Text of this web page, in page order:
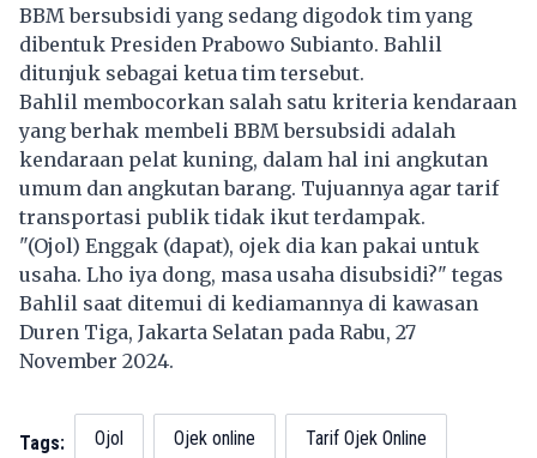
BBM bersubsidi yang sedang digodok tim yang
dibentuk Presiden Prabowo Subianto. Bahlil
ditunjuk sebagai ketua tim tersebut.
Bahlil membocorkan salah satu kriteria kendaraan
yang berhak membeli BBM bersubsidi adalah
kendaraan pelat kuning, dalam hal ini angkutan
umum dan angkutan barang. Tujuannya agar tarif
transportasi publik tidak ikut terdampak.
"(Ojol) Enggak (dapat), ojek dia kan pakai untuk
usaha. Lho iya dong, masa usaha disubsidi?" tegas
Bahlil saat ditemui di kediamannya di kawasan
Duren Tiga, Jakarta Selatan pada Rabu, 27
November 2024.
Tags: Ojol Ojek online Tarif Ojek Online